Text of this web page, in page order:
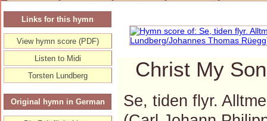
Christ My
Se, tiden flyr.
Links for this hymn
View hymn score (PDF)
Listen to Midi
Torsten Lundberg
Original hymn in German